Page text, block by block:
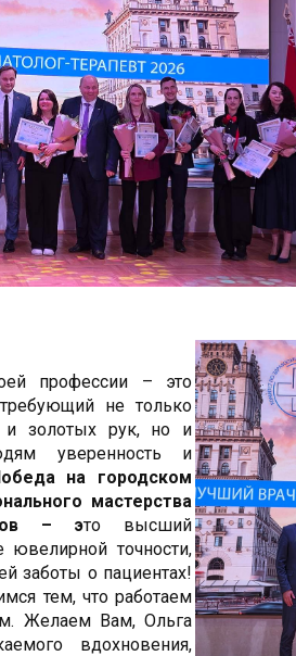
профессии – это
не только
и золотых рук, но и
уверенность и
на городском
мастерства
– это высший
ювелирной точности,
заботы о пациентах!
тем, что работаем
Желаем Вам, Ольга
вдохновения,